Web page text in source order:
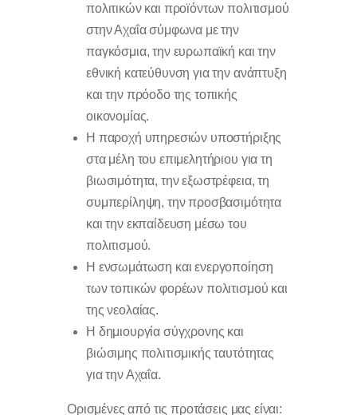
πολιτικών και προϊόντων πολιτισμού
στην Αχαΐα σύμφωνα με την
παγκόσμια, την ευρωπαϊκή και την
εθνική κατεύθυνση για την ανάπτυξη
και την πρόοδο της τοπικής
οικονομίας.
Η παροχή υπηρεσιών υποστήριξης
στα μέλη του επιμελητήριου για τη
βιωσιμότητα, την εξωστρέφεια, τη
συμπερίληψη, την προσβασιμότητα
και την εκπαίδευση μέσω του
πολιτισμού.
Η ενσωμάτωση και ενεργοποίηση
των τοπικών φορέων πολιτισμού και
της νεολαίας.
Η δημιουργία σύγχρονης και
βιώσιμης πολιτισμικής ταυτότητας
για την Αχαΐα.
Ορισμένες από τις προτάσεις μας είναι: